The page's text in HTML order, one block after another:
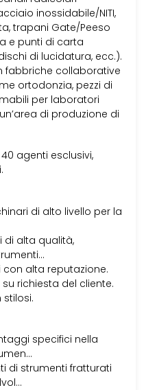
inossidabile/NITI,
trapani Gate/Peeso
e punti di carta
di lucidatura, ecc.).
fabbriche collaborative
ortodonzia, pezzi di
per laboratori
di produzione di
agenti esclusivi,
di alto livello per la
alta qualità,
con alta reputazione.
richiesta del cliente.
stilosi.
specifici nella
di strumenti fratturati